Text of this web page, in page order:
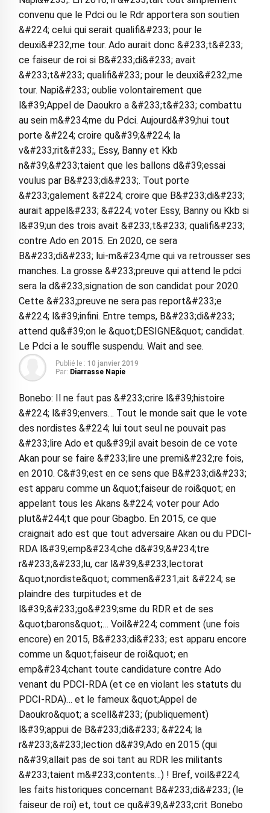
convenu que le Pdci ou le Rdr apportera son soutien
&#224; celui qui serait qualifi&#233; pour le
deuxi&#232;me tour. Ado aurait donc &#233;t&#233;
ce faiseur de roi si B&#233;di&#233; avait
&#233;t&#233; qualifi&#233; pour le deuxi&#232;me
tour. Napi&#233; oublie volontairement que
l&#39;Appel de Daoukro a &#233;t&#233; combattu
au sein m&#234;me du Pdci. Aujourd&#39;hui tout
porte &#224; croire qu&#39;&#224; la
v&#233;rit&#233;, Essy, Banny et Kkb
n&#39;&#233;taient que les ballons d&#39;essai
voulus par B&#233;di&#233;. Tout porte
&#233;galement &#224; croire que B&#233;di&#233;
aurait appel&#233; &#224; voter Essy, Banny ou Kkb si
l&#39;un des trois avait &#233;t&#233; qualifi&#233;
contre Ado en 2015. En 2020, ce sera
B&#233;di&#233; lui-m&#234;me qui va retrousser ses
manches. La grosse &#233;preuve qui attend le pdci
sera la d&#233;signation de son candidat pour 2020.
Cette &#233;preuve ne sera pas report&#233;e
&#224; l&#39;infini. Entre temps, B&#233;di&#233;
attend qu&#39;on le &quot;DESIGNE&quot; candidat.
Le Pdci a le souffle suspendu. Wait and see.
Publié le : 10 janvier 2019
Par: Diarrasse Napie
Bonebo: Il ne faut pas &#233;crire l&#39;histoire
&#224; l&#39;envers… Tout le monde sait que le vote
des nordistes &#224; lui tout seul ne pouvait pas
&#233;lire Ado et qu&#39;il avait besoin de ce vote
Akan pour se faire &#233;lire une premi&#232;re fois,
en 2010. C&#39;est en ce sens que B&#233;di&#233;
est apparu comme un &quot;faiseur de roi&quot; en
appelant tous les Akans &#224; voter pour Ado
plut&#244;t que pour Gbagbo. En 2015, ce que
craignait ado est que tout adversaire Akan ou du PDCI-
RDA l&#39;emp&#234;che d&#39;&#234;tre
r&#233;&#233;lu, car l&#39;&#233;lectorat
&quot;nordiste&quot; commen&#231;ait &#224; se
plaindre des turpitudes et de
l&#39;&#233;go&#239;sme du RDR et de ses
&quot;barons&quot;… Voil&#224; comment (une fois
encore) en 2015, B&#233;di&#233; est apparu encore
comme un &quot;faiseur de roi&quot; en
emp&#234;chant toute candidature contre Ado
venant du PDCI-RDA (et ce en violant les statuts du
PDCI-RDA)… et le fameux &quot;Appel de
Daoukro&quot; a scell&#233; (publiquement)
l&#39;appui de B&#233;di&#233; &#224; la
r&#233;&#233;lection d&#39;Ado en 2015 (qui
n&#39;allait pas de soi tant au RDR les militants
&#233;taient m&#233;contents…) ! Bref, voil&#224;
les faits historiques concernant B&#233;di&#233; (le
faiseur de roi) et, tout ce qu&#39;&#233;crit Bonebo